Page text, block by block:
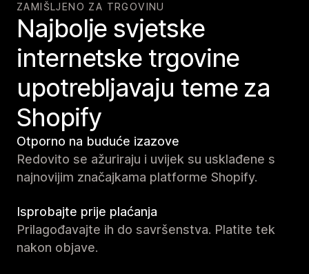
ZAMIŠLJENO ZA TRGOVINU
Najbolje svjetske
internetske trgovine
upotrebljavaju teme za
Shopify
Otporno na buduće izazove
Redovito se ažuriraju i uvijek su usklađene s
najnovijim značajkama platforme Shopify.
Isprobajte prije plaćanja
Prilagođavajte ih do savršenstva. Platite tek
nakon objave.